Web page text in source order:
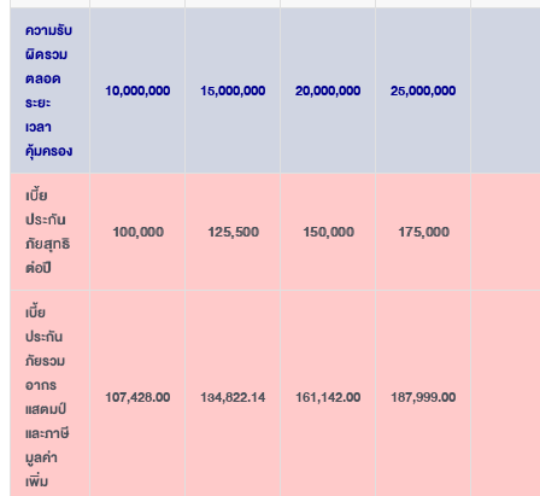
ความรับ
ผิดรวม
ตลอด
ระยะ
เวลา
คุ้มครอง
10,000,000 15,000,000 20,000,000 25,000,000
เบี้ย
ประกัน
ภัยสุทธิ
ต่อปี
100,000 125,500 150,000 175,000
เบี้ย
ประกัน
ภัยรวม
อากร
แสตมป์
และภาษี
มูลค่า
เพิ่ม
107,428.00 134,822.14 161,142.00 187,999.00